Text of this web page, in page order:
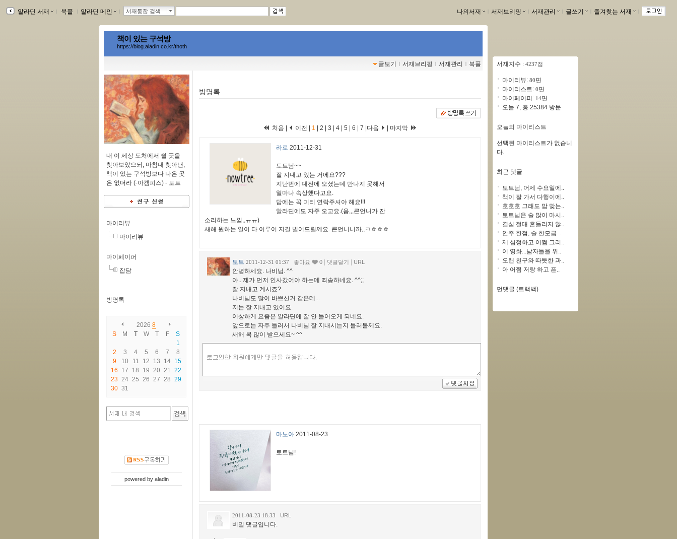
알라딘 서재 북플 알라딘 메인 서재통합 검색 나의서재 서재브리핑 서재관리 글쓰기 즐겨찾는 서재
책이 있는 구석방
https://blog.aladin.co.kr/thoth
글보기 ｌ 서재브리핑 ｌ 서재관리 ｌ 북플
내 이 세상 도처에서 쉴 곳을
찾아보았으되, 마침내 찾아낸,
책이 있는 구석방보다 나은 곳
은 없더라 (-아켐피스) - 토트
마이리뷰
마이리뷰
마이페이퍼
잡담
방명록
2026 8
S
M T W T F
S
1
2
3 4 5 6 7
8
9
10 11 12 13 14 15
16
17 18 19 20 21
22
23 24 25 26 27 28 29
30 31
powered by aladin
방명록
처음 | 이전 | 1 2 3 4 5 6 7 다음 마지막
라로 2011-12-31
토트님~~
잘 지내고 있는 거에요???
지난번에 대전에 오셨는데 만나지 못해서
얼마나 속상했다고요.
담에는 꼭 미리 연락주셔야 해요!!!
알라딘에도 자주 오고요.(음,,,큰언니가 잔
소리하는 느낌,,ㅠㅠ)
새해 원하는 일이 다 이루어 지길 빌어드릴꼐요. 큰언니니까,,ㅋㅎㅎㅎ
토트 2011-12-31 01:37 좋아요 0 댓글달기 URL
안녕하세요. 나비님. ^^
아.. 제가 먼저 인사갔어야 하는데 죄송하네요. ^^;;
잘 지내고 계시죠?
나비님도 많이 바쁘신거 같은데...
저는 잘 지내고 있어요.
이상하게 요즘은 알라딘에 잘 안 들어오게 되네요.
앞으로는 자주 들러서 나비님 잘 지내시는지 들러볼께요.
새해 복 많이 받으세요~ ^^
마노아 2011-08-23
토트님!
2011-08-23 18:33 URL
비밀 댓글입니다.
서재지수 : 4237점
마이리뷰: 80편
마이리스트: 0편
마이페이퍼: 14편
오늘 7, 총 25384 방문
오늘의 마이리스트
선택된 마이리스트가 없습니
다.
최근 댓글
토트님, 어제 수요일에..
책이 잘 가서 다행이에..
호호호 그래도 맘 맞는..
토트님은 술 많이 마시..
결심 절대 흔들리지 않..
안주 한점, 술 한모금 ..
제 심정하고 어쩜 그리..
이 영화...남자들을 위..
오랜 친구와 따뜻한 과..
아 어쩜 저랑 하고 픈..
먼댓글 (트랙백)